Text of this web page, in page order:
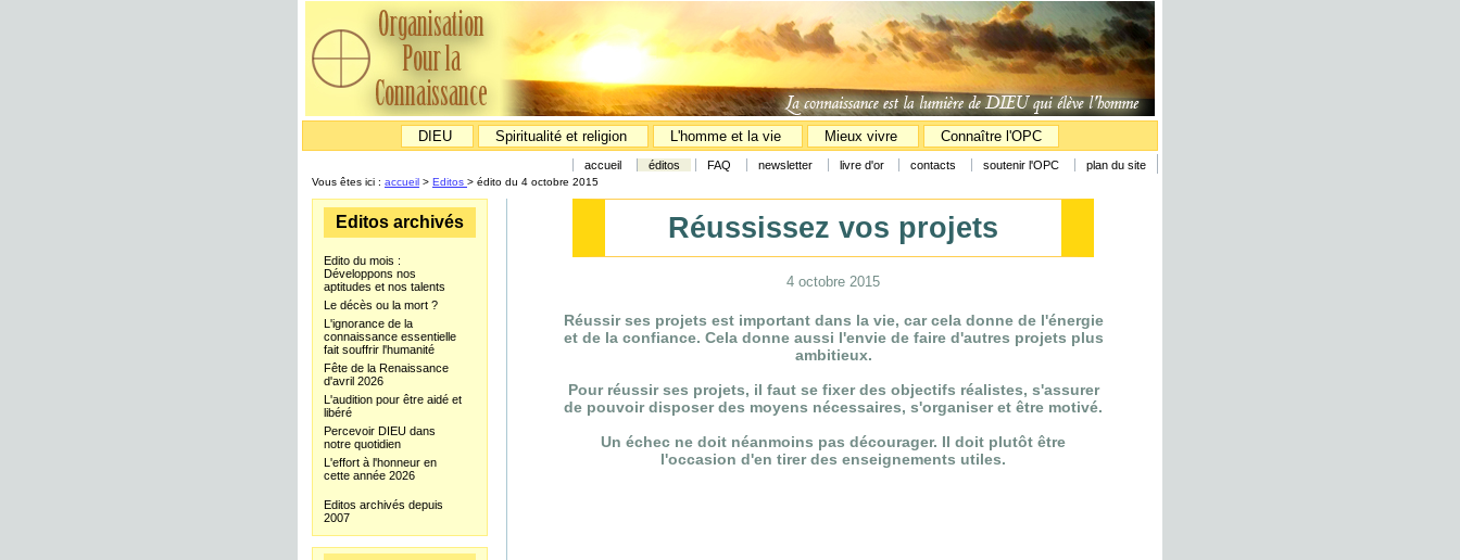
DIEU Spiritualité et religion L'homme et la vie Mieux vivre Connaître l'OPC
accueil éditos FAQ newsletter livre d'or contacts soutenir l'OPC plan du site
Vous êtes ici : accueil > Editos > édito du 4 octobre 2015
Réussissez vos projets
4 octobre 2015
Réussir ses projets est important dans la vie, car cela donne de l'énergie
et de la confiance. Cela donne aussi l'envie de faire d'autres projets plus
ambitieux.
Pour réussir ses projets, il faut se fixer des objectifs réalistes, s'assurer
de pouvoir disposer des moyens nécessaires, s'organiser et être motivé.
Un échec ne doit néanmoins pas décourager. Il doit plutôt être
l'occasion d'en tirer des enseignements utiles.
Editos archivés
Edito du mois :
Développons nos
aptitudes et nos talents
Le décès ou la mort ?
L'ignorance de la
connaissance essentielle
fait souffrir l'humanité
Fête de la Renaissance
d'avril 2026
L'audition pour être aidé et
libéré
Percevoir DIEU dans
notre quotidien
L'effort à l'honneur en
cette année 2026
Editos archivés depuis
2007